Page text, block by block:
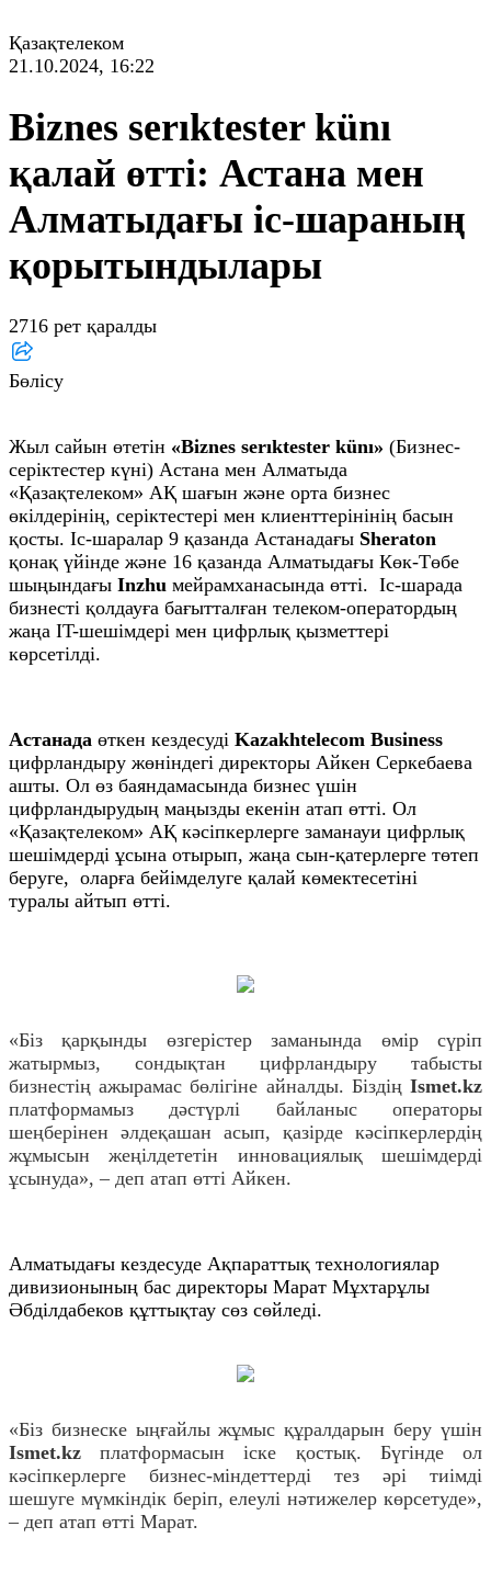
Қазақтелеком
21.10.2024, 16:22
Biznes serıktester künı
қалай өтті: Астана мен
Алматыдағы іс-шараның
қорытындылары
2716 рет қаралды
Бөлісу
Жыл сайын өтетін «Вiznes serıktester künı» (Бизнес-
серіктестер күні) Астана мен Алматыда
«Қазақтелеком» АҚ шағын және орта бизнес
өкілдерінің, серіктестері мен клиенттерінінің басын
қосты. Іс-шаралар 9 қазанда Астанадағы Sheraton
қонақ үйінде және 16 қазанда Алматыдағы Көк-Төбе
шыңындағы Inzhu мейрамханасында өтті. Іс-шарада
бизнесті қолдауға бағытталған телеком-оператордың
жаңа IT-шешімдері мен цифрлық қызметтері
көрсетілді.
Астанада өткен кездесуді Kazakhtelecom Вusiness
цифрландыру жөніндегі директоры Айкен Серкебаева
ашты. Ол өз баяндамасында бизнес үшін
цифрландырудың маңызды екенін атап өтті. Ол
«Қазақтелеком» АҚ кәсіпкерлерге заманауи цифрлық
шешімдерді ұсына отырып, жаңа сын-қатерлерге төтеп
беруге, оларға бейімделуге қалай көмектесетіні
туралы айтып өтті.
«Біз қарқынды өзгерістер заманында өмір сүріп
жатырмыз, сондықтан цифрландыру табысты
бизнестің ажырамас бөлігіне айналды. Біздің Ismet.kz
платформамыз дәстүрлі байланыс операторы
шеңберінен әлдеқашан асып, қазірде кәсіпкерлердің
жұмысын жеңілдететін инновациялық шешімдерді
ұсынуда», – деп атап өтті Айкен.
Алматыдағы кездесуде Ақпараттық технологиялар
дивизионының бас директоры Марат Мұхтарұлы
Әбділдабеков құттықтау сөз сөйледі.
«Біз бизнеске ыңғайлы жұмыс құралдарын беру үшін
Ismet.kz платформасын іске қостық. Бүгінде ол
кәсіпкерлерге бизнес-міндеттерді тез әрі тиімді
шешуге мүмкіндік беріп, елеулі нәтижелер көрсетуде»,
– деп атап өтті Марат.